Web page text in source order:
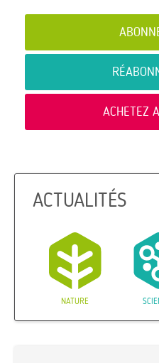
ACHETEZ
ACTUALITÉS
NATURE